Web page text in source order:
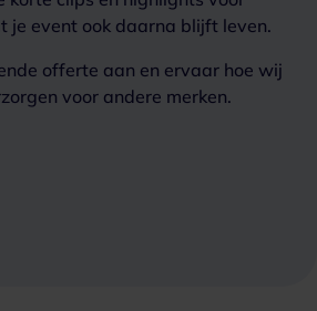
je event ook daarna blijft leven.
offerte aan en ervaar hoe wij
voor andere merken.